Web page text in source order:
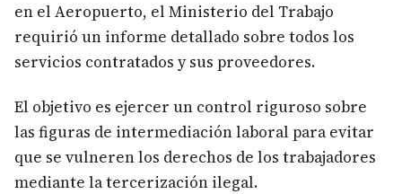
en el Aeropuerto, el Ministerio del Trabajo
requirió un informe detallado sobre todos los
servicios contratados y sus proveedores.
El objetivo es ejercer un control riguroso sobre
las figuras de intermediación laboral para evitar
que se vulneren los derechos de los trabajadores
mediante la tercerización ilegal.